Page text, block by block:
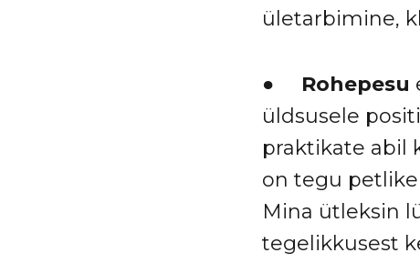
ületarbimine,
● Rohepesu
üldsusele
praktikate abil
on tegu
Mina ütleksin
tegelikkusest